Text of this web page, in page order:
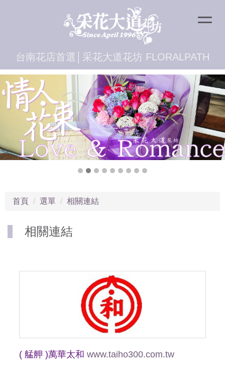
台南花店首選│采花大道花坊 FLORALPATH
首頁 選單 相關連結
相關連結
( 艋舺 )萬華太和 www.taiho300.com.tw